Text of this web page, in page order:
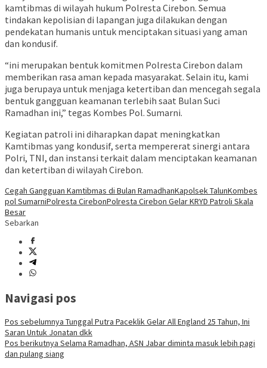
kamtibmas di wilayah hukum Polresta Cirebon. Semua
tindakan kepolisian di lapangan juga dilakukan dengan
pendekatan humanis untuk menciptakan situasi yang aman
dan kondusif.
“ini merupakan bentuk komitmen Polresta Cirebon dalam
memberikan rasa aman kepada masyarakat. Selain itu, kami
juga berupaya untuk menjaga ketertiban dan mencegah segala
bentuk gangguan keamanan terlebih saat Bulan Suci
Ramadhan ini,” tegas Kombes Pol. Sumarni.
Kegiatan patroli ini diharapkan dapat meningkatkan
Kamtibmas yang kondusif, serta mempererat sinergi antara
Polri, TNI, dan instansi terkait dalam menciptakan keamanan
dan ketertiban di wilayah Cirebon.
Cegah Gangguan Kamtibmas di Bulan RamadhanKapolsek TalunKombes
pol SumarniPolresta CirebonPolresta Cirebon Gelar KRYD Patroli Skala
Besar
Sebarkan
Navigasi pos
Pos sebelumnya Tunggal Putra Paceklik Gelar All England 25 Tahun, Ini
Saran Untuk Jonatan dkk
Pos berikutnya Selama Ramadhan, ASN Jabar diminta masuk lebih pagi
dan pulang siang